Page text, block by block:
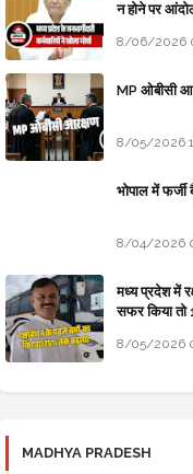
न होने पर
8/06/2026
MP ओबीसी
8/05/2026
भोपाल में
8/04/2026
मध्य प्रदेश में
सफर किया तो
8/05/2026
MADHYA PRADESH